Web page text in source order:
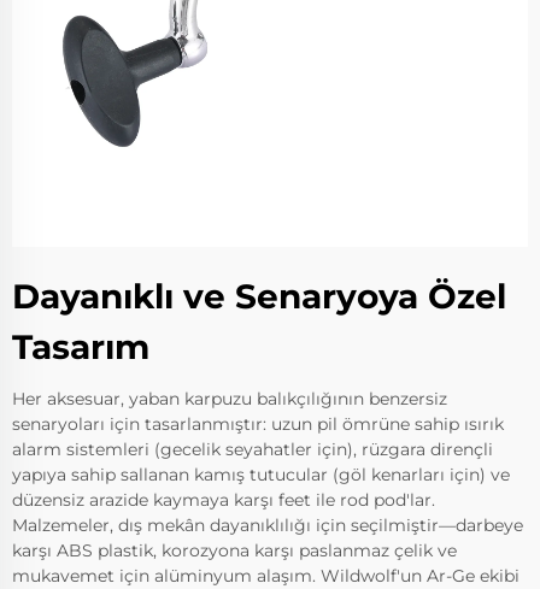
Dayanıklı ve Senaryoya Özel
Tasarım
Her aksesuar, yaban karpuzu balıkçılığının benzersiz
senaryoları için tasarlanmıştır: uzun pil ömrüne sahip ısırık
alarm sistemleri (gecelik seyahatler için), rüzgara dirençli
yapıya sahip sallanan kamış tutucular (göl kenarları için) ve
düzensiz arazide kaymaya karşı feet ile rod pod'lar.
Malzemeler, dış mekân dayanıklılığı için seçilmiştir—darbeye
karşı ABS plastik, korozyona karşı paslanmaz çelik ve
mukavemet için alüminyum alaşım. Wildwolf'un Ar-Ge ekibi